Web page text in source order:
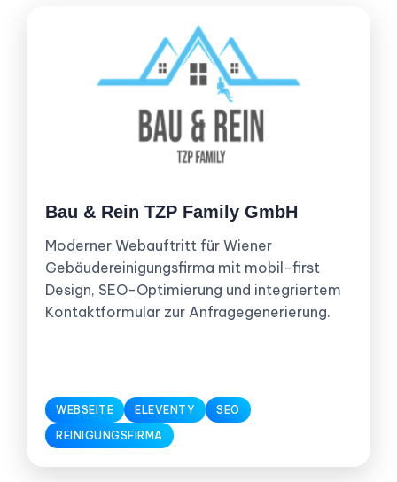
Bau & Rein TZP Family GmbH
Moderner Webauftritt für Wiener
Gebäudereinigungsfirma mit mobil-first
Design, SEO-Optimierung und integriertem
Kontaktformular zur Anfragegenerierung.
WEBSEITE ELEVENTY
SEO
REINIGUNGSFIRMA